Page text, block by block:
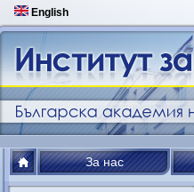
English
За нас